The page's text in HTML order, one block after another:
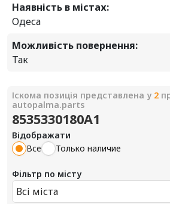
Наявність в містах:
Одеса
Можливість повернення:
Так
Іскома позиція представлена у 2
autopalma.parts
8535330180A1
Відображати
Все
Только наличие
Фільтр по місту
Всі міста